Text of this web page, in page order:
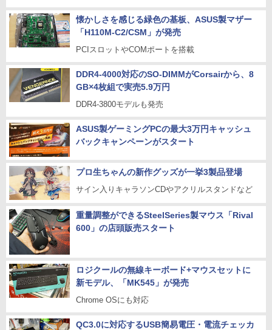
懐かしさを感じる緑色の基板、ASUS製マザー
「H110M-C2/CSM」が発売
PCIスロットやCOMポートを搭載
DDR4-4000対応のSO-DIMMがCorsairから、8
GB×4枚組で実売5.9万円
DDR4-3800モデルも発売
ASUS製ゲーミングPCの最大3万円キャッシュ
バックキャンペーンがスタート
プロ生ちゃんの新作グッズが一挙3製品登場
サイン入りキャラソンCDやアクリルスタンドなど
重量調整ができるSteelSeries製マウス「Rival
600」の店頭販売スタート
ロジクールの無線キーボード+マウスセットに
新モデル、「MK545」が発売
Chrome OSにも対応
QC3.0に対応するUSB簡易電圧・電流チェッカ